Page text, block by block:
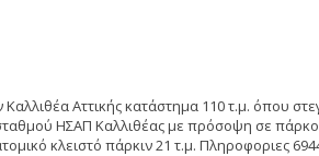
Καλλιθέα Αττικής κατάστημα 110 τ.μ. όπου
ΗΣΑΠ Καλλιθέας με πρόσοψη σε
κλειστό πάρκιν 21 τ.μ. Πληροφοριες